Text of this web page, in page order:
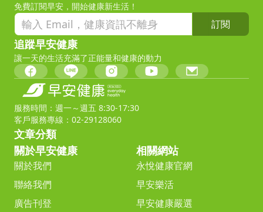
免費訂閱早安，開始健康新生活！
訂閱
追蹤早安健康
讓一天的生活充滿了正能量和健康的動力
服務時間：週一～週五 8:30-17:30
客戶服務專線：02-29128060
文章分類
關於早安健康
關於我們
聯絡我們
廣告刊登
相關網站
永悅健康官網
早安樂活
早安健康嚴選